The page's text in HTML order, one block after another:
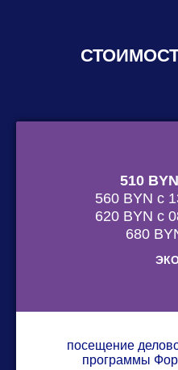
510
560 BYN с
620 BYN с
680
посещение
программы